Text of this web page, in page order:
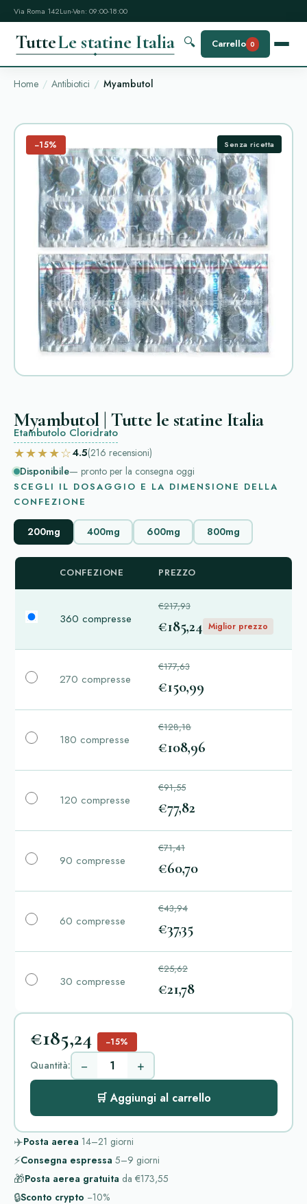
Via Roma 142Lun-Ven: 09:00-18:00
TutteLe statine Italia 🔍 Carrello 0
Home Antibiotici Myambutol
−15% Senza ricetta
Myambutol | Tutte le statine Italia
Etambutolo Cloridrato
★★★★☆4.5(216 recensioni)
Disponibile— pronto per la consegna oggi
SCEGLI IL DOSAGGIO E LA DIMENSIONE DELLA
CONFEZIONE
200mg 400mg 600mg 800mg
CONFEZIONE PREZZO
360 compresse
€217,93
€185,24 Miglior prezzo
270 compresse
€177,63
€150,99
180 compresse
€128,18
€108,96
120 compresse
€91,55
€77,82
90 compresse
€71,41
€60,70
60 compresse
€43,94
€37,35
30 compresse
€25,62
€21,78
€185,24 −15%
Quantità: − +
🛒 Aggiungi al carrello
✈️Posta aerea 14–21 giorni
⚡Consegna espressa 5–9 giorni
🎁Posta aerea gratuita da €173,55
🔒Sconto crypto −10%